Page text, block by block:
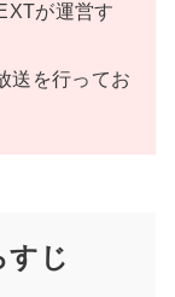
が運営す
送を行ってお
すじ